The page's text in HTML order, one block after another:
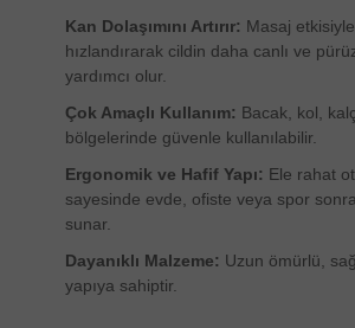
Kan Dolaşımını Artırır: Masaj etkisiyle
hızlandırarak cildin daha canlı ve
yardımcı olur.
Çok Amaçlı Kullanım: Bacak, kol,
bölgelerinde güvenle kullanılabilir.
Ergonomik ve Hafif Yapı: Ele rahat
sayesinde evde, ofiste veya spor
sunar.
Dayanıklı Malzeme: Uzun ömürlü,
yapıya sahiptir.